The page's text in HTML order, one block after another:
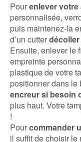
Pourenlever
personnalisée,
puis maintenez-la
d’un cutter
Ensuite, enlever le
empreinte
plastique de votre
positionner dans le
encreur si besoin
plus haut. Votre
!
Pourcommander
il suffit de choisir